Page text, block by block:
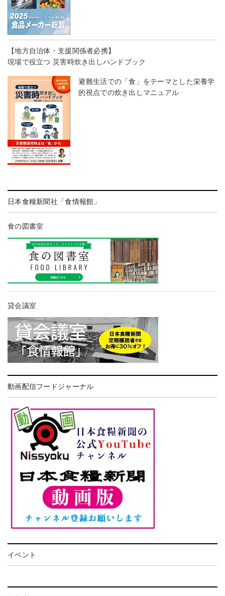
【地方自治体・支援関係者必携】
現場で役立つ 災害時炊き出しハンドブック
避難生活での「食」をテーマとした栄養学
的視点での炊き出しマニュアル
日本食糧新聞社「食情報館」
食の図書室
貸会議室
動画配信フードジャーナル
イベント